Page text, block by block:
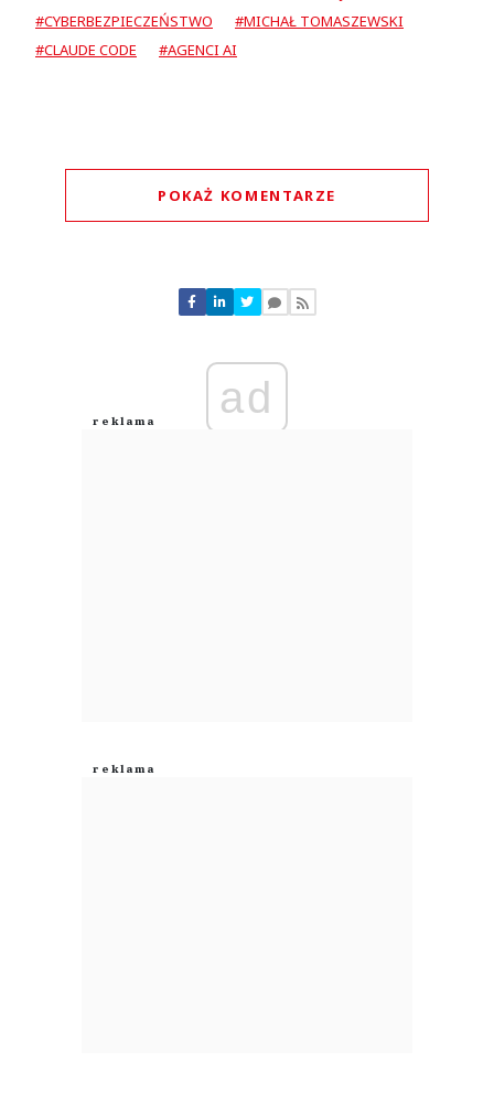
#CYBERBEZPIECZEŃSTWO
#MICHAŁ TOMASZEWSKI
#CLAUDE CODE
#AGENCI AI
POKAŻ KOMENTARZE
Nie znaleziono komentarzy
Zostaw swoje komentarze
Anuluj
ad